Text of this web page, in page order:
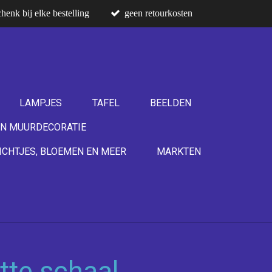
bij elke bestelling geen retourkosten
LAMPJES TAFEL BEELDEN
MUURDECORATIE
BLOEMEN EN MEER MARKTEN